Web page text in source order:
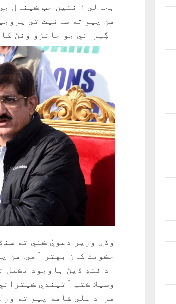
بحالي ۽ نئين حب ڪينال
هن چيو ته سائيٽ تي
اڳڀرائي جو جائزو وٺڻ
وڏي وزير دعويٰ ڪئي ته
حڪومت کان بهتر آهي. هن
اڌ فنڊ ڏيڻ باوجود مڪمل
وسيلا ڪتب آڻيندي